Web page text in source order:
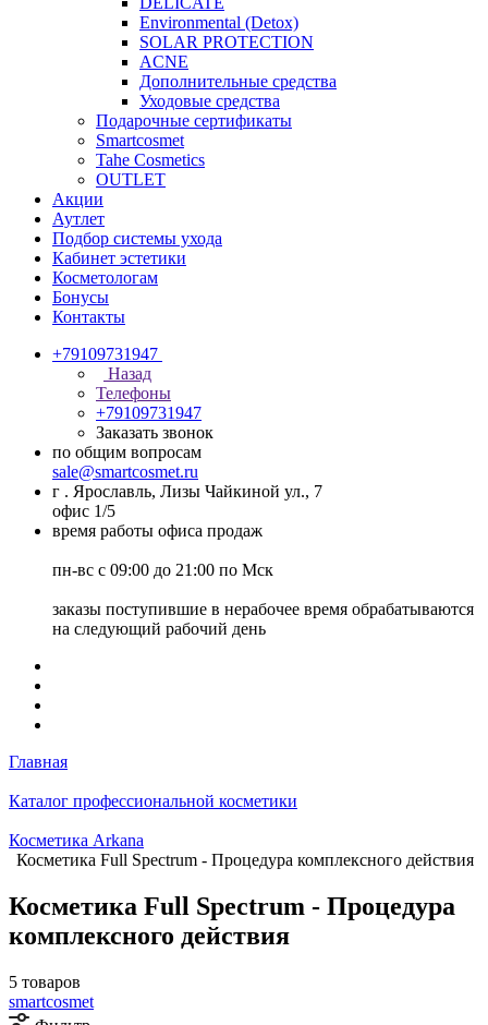
Environmental (Detox)
SOLAR PROTECTION
АCNE
Дополнительные средства
Уходовые средства
Подарочные сертификаты
Smartcosmet
Tahe Cosmetics
OUTLET
Акции
Аутлет
Подбор системы ухода
Кабинет эстетики
Косметологам
Бонусы
Контакты
+79109731947
Назад
Телефоны
+79109731947
Заказать звонок
по общим вопросам
sale@smartcosmet.ru
г . Ярославль, Лизы Чайкиной ул., 7
офис 1/5
время работы офиса продаж
пн-вс с 09:00 до 21:00 по Мск
заказы поступившие в нерабочее время обрабатываются
на следующий рабочий день
Главная
Каталог профессиональной косметики
Косметика Arkana
Косметика Full Spectrum - Процедура комплексного действия
Косметика Full Spectrum - Процедура
комплексного действия
5 товаров
smartcosmet